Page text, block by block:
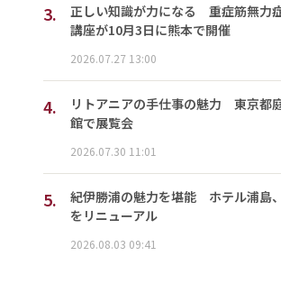
3.
正しい知識が力になる 重症筋無力
講座が10月3日に熊本で開催
2026.07.27 13:00
4.
リトアニアの手仕事の魅力 東京都
館で展覧会
2026.07.30 11:01
5.
紀伊勝浦の魅力を堪能 ホテル浦島
をリニューアル
2026.08.03 09:41